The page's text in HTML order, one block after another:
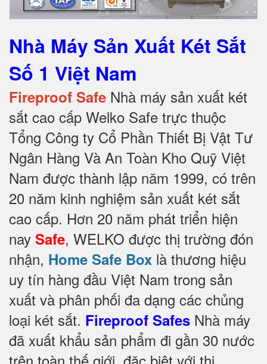
Nhà Máy Sản Xuất Két Sắt
Số 1 Việt Nam
Fireproof Safe Nhà máy sản xuất két
sắt cao cấp Welko Safe trực thuộc
Tổng Công ty Cổ Phần Thiết Bị Vật Tư
Ngân Hàng Và An Toàn Kho Quỹ Việt
Nam được thành lập năm 1999, có trên
20 năm kinh nghiệm sản xuất két sắt
cao cấp. Hơn 20 năm phát triển hiện
nay Safe, WELKO được thị trường đón
nhận, Home Safe Box là thương hiệu
uy tín hàng đầu Việt Nam trong sản
xuất và phân phối đa dạng các chủng
loại két sắt. Fireproof Safes Nhà máy
đã xuất khẩu sản phẩm đi gần 30 nước
trên toàn thế giới, đặc biệt với thị